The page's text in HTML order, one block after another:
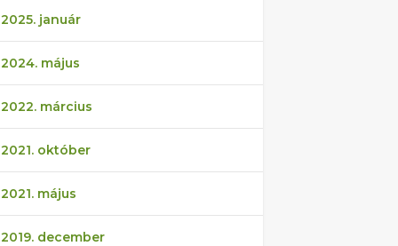
2025. január
2024. május
2022. március
2021. október
2021. május
2019. december